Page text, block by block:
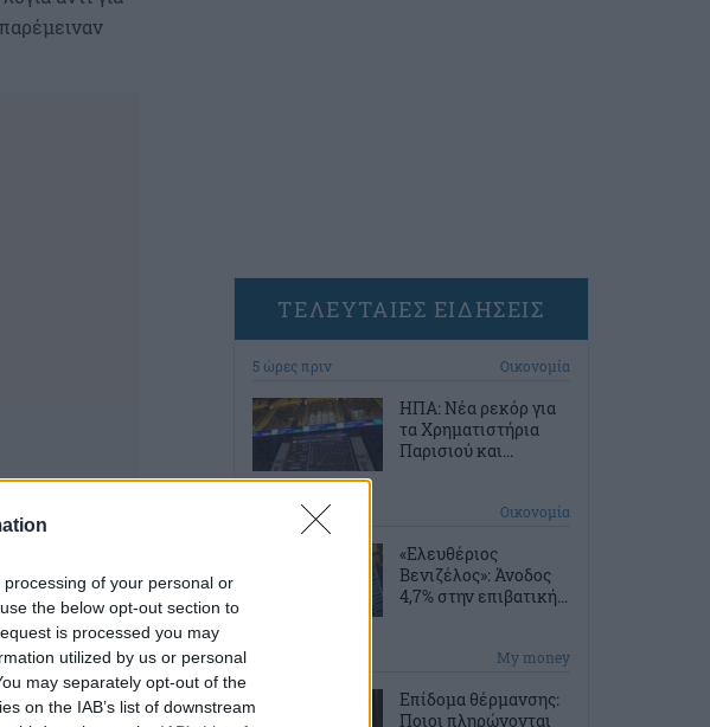
of your personal or
the below opt-out section to
is processed you may
utilized by us or personal
may separately opt-out of the
on the IAB’s list of downstream
ΤΕΛΕΥΤΑΙΕΣ ΕΙΔΗΣΕΙΣ
5 ώρες πριν Οικονομία
ΗΠΑ: Νέα ρεκόρ για
τα Χρηματιστήρια
Παρισιού και...
6 ώρες πριν Οικονομία
«Ελευθέριος
Βενιζέλος»: Άνοδος
4,7% στην επιβατική...
My money
Επίδομα θέρμανσης:
Ποιοι πληρώνονται